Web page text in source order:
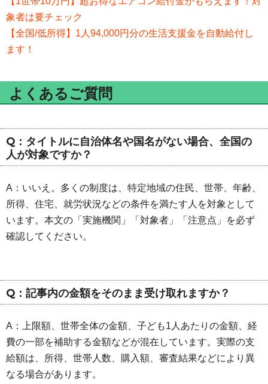
象者は要チェック
【全国/低所得】1人94,000円分の生活支援金を自動給付し
ます！
よくあるご質問
Q：タイトルに自治体名や国名がない場合、全国の
人が対象ですか？
A：いいえ。多くの制度は、特定地域の住民、世帯、年齢、
所得、住宅、就労状況などの条件を満たす人を対象として
います。本文の「実施機関」「対象者」「注意点」を必ず
確認してください。
Q：記事内の金額をそのまま受け取れますか？
A：上限額、世帯全体の金額、子ども1人あたりの金額、経
費の一部を補助する金額などが混在しています。実際の支
給額は、所得、世帯人数、購入額、審査結果などにより異
なる場合があります。